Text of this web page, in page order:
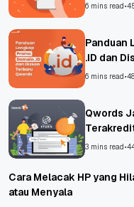
6 mins read•
Panduan
.ID dan
6 mins read•
Qwords
3 mins read•
Cara Melacak HP yang
atau Menyala